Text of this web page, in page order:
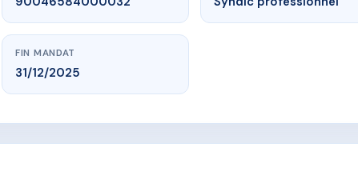
FIN MANDAT
31/12/2025